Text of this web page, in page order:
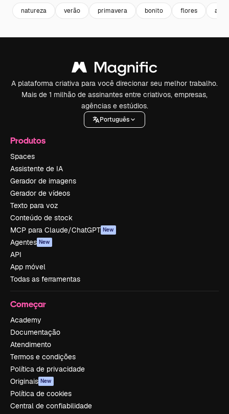
natureza verão primavera bonito flores arte
A plataforma criativa para você direcionar seu melhor trabalho.
Mais de 1 milhão de assinantes entre criativos, empresas,
agências e estúdios.
Português
Produtos
Spaces
Assistente de IA
Gerador de imagens
Gerador de vídeos
Texto para voz
Conteúdo de stock
MCP para Claude/ChatGPT New
Agentes New
API
App móvel
Todas as ferramentas
Começar
Academy
Documentação
Atendimento
Termos e condições
Política de privacidade
Originais New
Política de cookies
Central de confiabilidade